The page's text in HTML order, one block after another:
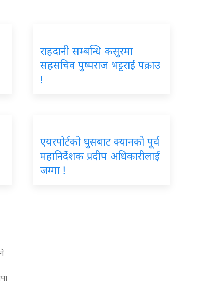
राहदानी सम्बन्धि कसुरमा
सहसचिव पुष्पराज भट्टराई पक्राउ
!
एयरपोर्टको घुसबाट क्यानको पूर्व
महानिर्देशक प्रदीप अधिकारीलाई
जग्गा !